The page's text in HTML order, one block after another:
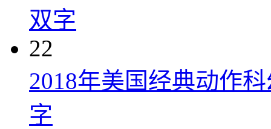
双字
22
2018年美国经典动作
字